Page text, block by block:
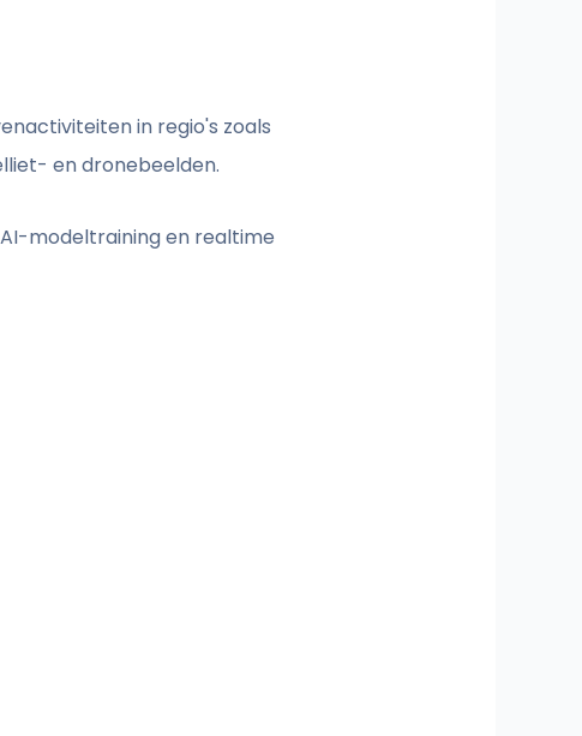
in regio's zoals
en dronebeelden.
modeltraining en realtime